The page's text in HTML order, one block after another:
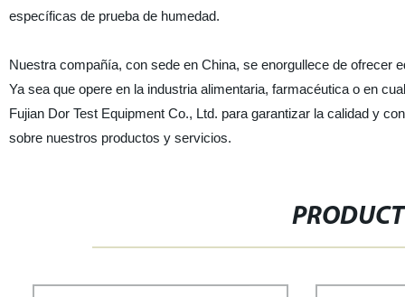
específicas de prueba de humedad.
Nuestra compañía, con sede en China, se enorgullece de ofrecer
Ya sea que opere en la industria alimentaria, farmacéutica o en
Fujian Dor Test Equipment Co., Ltd. para garantizar la calidad y
sobre nuestros productos y servicios.